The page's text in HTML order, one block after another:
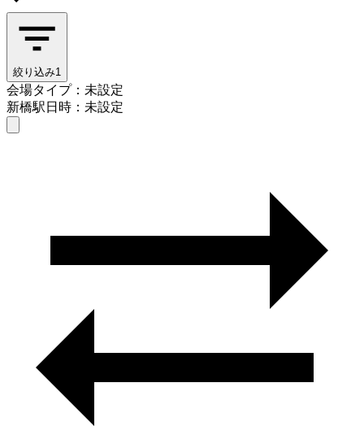
絞り込み1
会場タイプ：未設定
新橋駅日時：未設定